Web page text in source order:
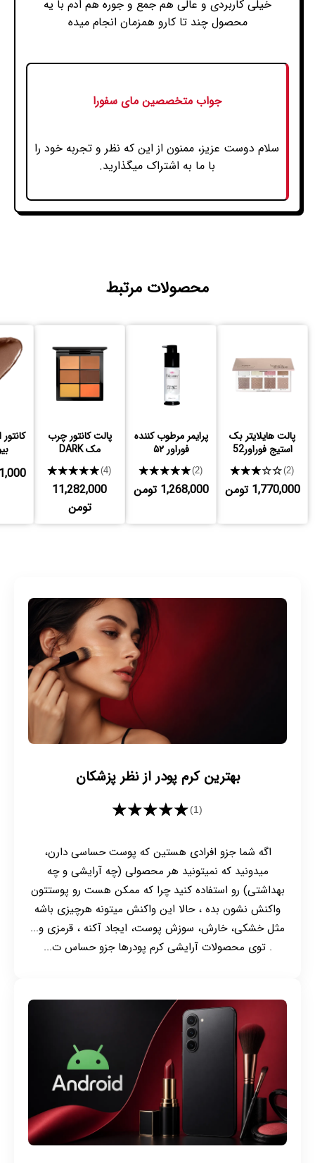
خیلی کاربردی و عالی هم جمع و جوره هم ادم با یه
محصول چند تا کارو همزمان انجام میده
جواب متخصصین مای سفورا
سلام دوست عزیز، ممنون از این که نظر و تجربه خود را
با ما به اشتراک میگذارید.
محصولات مرتبط
پالت هایلایتر بک
استیج فوراور52
★★★★★(2)
1,770,000 تومن
پرایمر مرطوب کننده
فوراور ۵۲
★★★★★(2)
1,268,000 تومن
پالت کانتور چرب
مک DARK
★★★★★(4)
11,282,000
تومن
بهترین کرم پودر از نظر پزشکان
★★★★★(1)
اگه شما جزو افرادی هستین که پوست حساسی دارن،
میدونید که نمیتونید هر محصولی (چه آرایشی و چه
بهداشتی) رو استفاده کنید چرا که ممکن هست رو پوستتون
واکنش نشون بده ، حالا این واکنش میتونه هرچیزی باشه
مثل خشکی، خارش، سوزش پوست، ایجاد آکنه ، قرمزی و...
. توی محصولات آرایشی کرم پودرها جزو حساس ت...